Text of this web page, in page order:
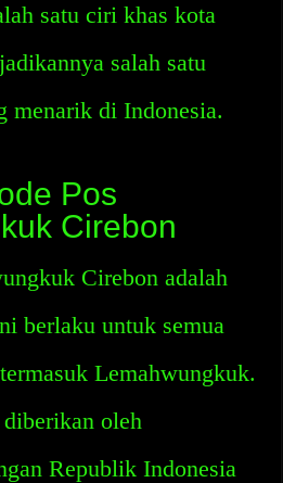
satu ciri khas kota
salah satu
menarik di Indonesia.
Pos
Cirebon
Cirebon adalah
berlaku untuk semua
Lemahwungkuk.
oleh
Republik Indonesia